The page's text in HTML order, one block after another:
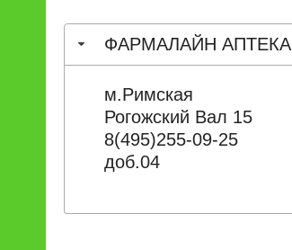
ФАРМАЛАЙН АПТЕКА
м.Римская
Рогожский Вал 15
8(495)255-09-25
доб.04